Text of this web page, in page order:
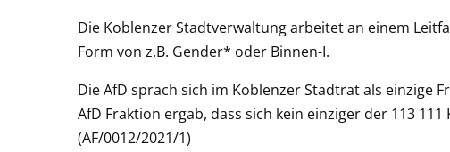
Die Koblenzer Stadtverwaltung arbeitet an einem
Form von z.B. Gender* oder Binnen-I.
Die AfD sprach sich im Koblenzer Stadtrat als einzige
AfD Fraktion ergab, dass sich kein einziger der 113
(AF/0012/2021/1)